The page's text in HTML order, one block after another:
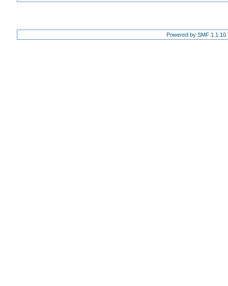
Powered by SMF 1.1.10